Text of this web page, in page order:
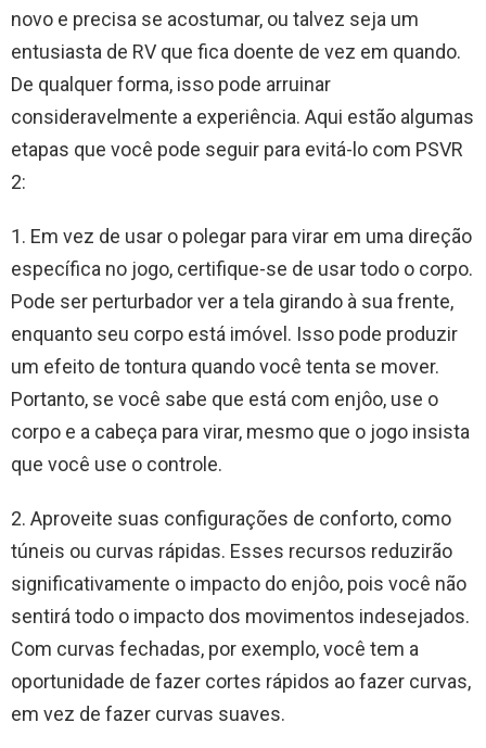
novo e precisa se acostumar, ou talvez seja um
entusiasta de RV que fica doente de vez em quando.
De qualquer forma, isso pode arruinar
consideravelmente a experiência. Aqui estão algumas
etapas que você pode seguir para evitá-lo com PSVR
2:
1. Em vez de usar o polegar para virar em uma direção
específica no jogo, certifique-se de usar todo o corpo.
Pode ser perturbador ver a tela girando à sua frente,
enquanto seu corpo está imóvel. Isso pode produzir
um efeito de tontura quando você tenta se mover.
Portanto, se você sabe que está com enjôo, use o
corpo e a cabeça para virar, mesmo que o jogo insista
que você use o controle.
2. Aproveite suas configurações de conforto, como
túneis ou curvas rápidas. Esses recursos reduzirão
significativamente o impacto do enjôo, pois você não
sentirá todo o impacto dos movimentos indesejados.
Com curvas fechadas, por exemplo, você tem a
oportunidade de fazer cortes rápidos ao fazer curvas,
em vez de fazer curvas suaves.